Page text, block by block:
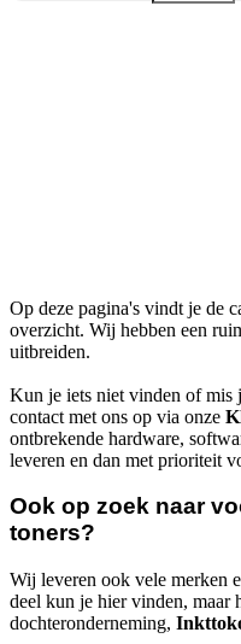
Op deze pagina's vindt je de
overzicht. Wij hebben een
uitbreiden.
Kun je iets niet vinden of mis
contact met ons op via onze
ontbrekende hardware,
leveren en dan met prioriteit
Ook op zoek naar
toners?
Wij leveren ook vele merken
deel kun je hier vinden, maar
dochteronderneming,